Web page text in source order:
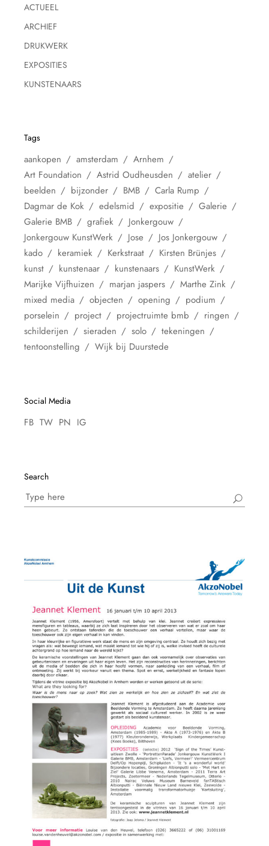
ACTUEEL
ARCHIEF
DRUKWERK
EXPOSITIES
KUNSTENAARS
Tags
aankopen amsterdam
Arnhem
Art Foundation
Astrid Oudheusden
atelier
beelden
bijzonder BMB
Carla Rump
Dagmar de Kok
edelsmid expositie
Galerie
Galerie BMB
grafiek
Jonkergouw
Jonkergouw KunstWerk
Jose
Jos Jonkergouw
kado
keramiek Kerkstraat
Kirsten Brünjes
kunst
kunstenaar kunstenaars
KunstWerk
Marijke Vijfhuizen
marjan jaspers
Marthe Zink
mixed media
objecten opening
podium
porselein
project projectruimte bmb
ringen
schilderijen
sieraden solo
tekeningen
tentoonstelling
Wijk bij Duurstede
Social Media
FB TW PN IG
Search
Search
for: